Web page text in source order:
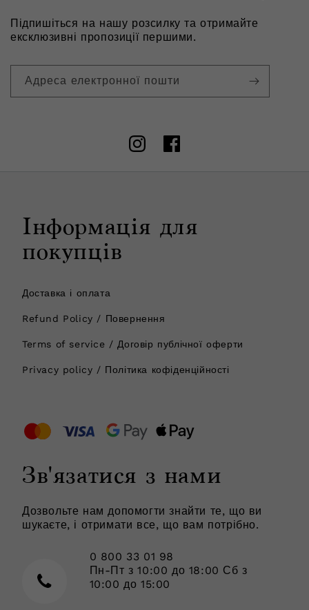
Підпишіться на нашу розсилку та отримайте
ексклюзивні пропозиції першими.
Адреса електронної пошти
InstagramFacebook
Інформація для
покупців
Доставка і оплата
Refund Policy / Повернення
Terms of service / Договір публічної оферти
Privacy policy / Політика кофіденційності
Зв'язатися з нами
Дозвольте нам допомогти знайти те, що ви
шукаєте, і отримати все, що вам потрібно.
0 800 33 01 98
Пн-Пт з 10:00 до 18:00 Сб з
10:00 до 15:00